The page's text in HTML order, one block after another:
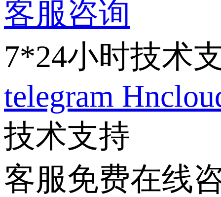
客服咨询
7*24小时技术
telegram
技术支持
客服免费在线